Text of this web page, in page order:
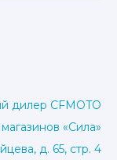
дилер CFMOTO
«Сила»
д. 65, стр. 4